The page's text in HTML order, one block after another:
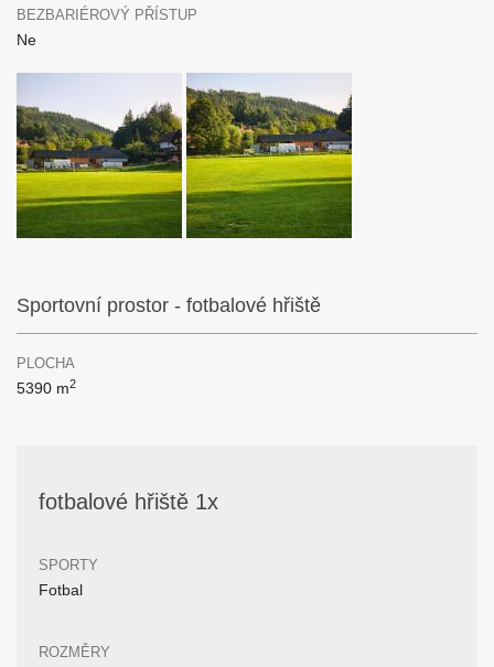
BEZBARIÉROVÝ PŘÍSTUP
Ne
Sportovní prostor - fotbalové hřiště
PLOCHA
5390 m2
fotbalové hřiště 1x
SPORTY
Fotbal
ROZMĚRY